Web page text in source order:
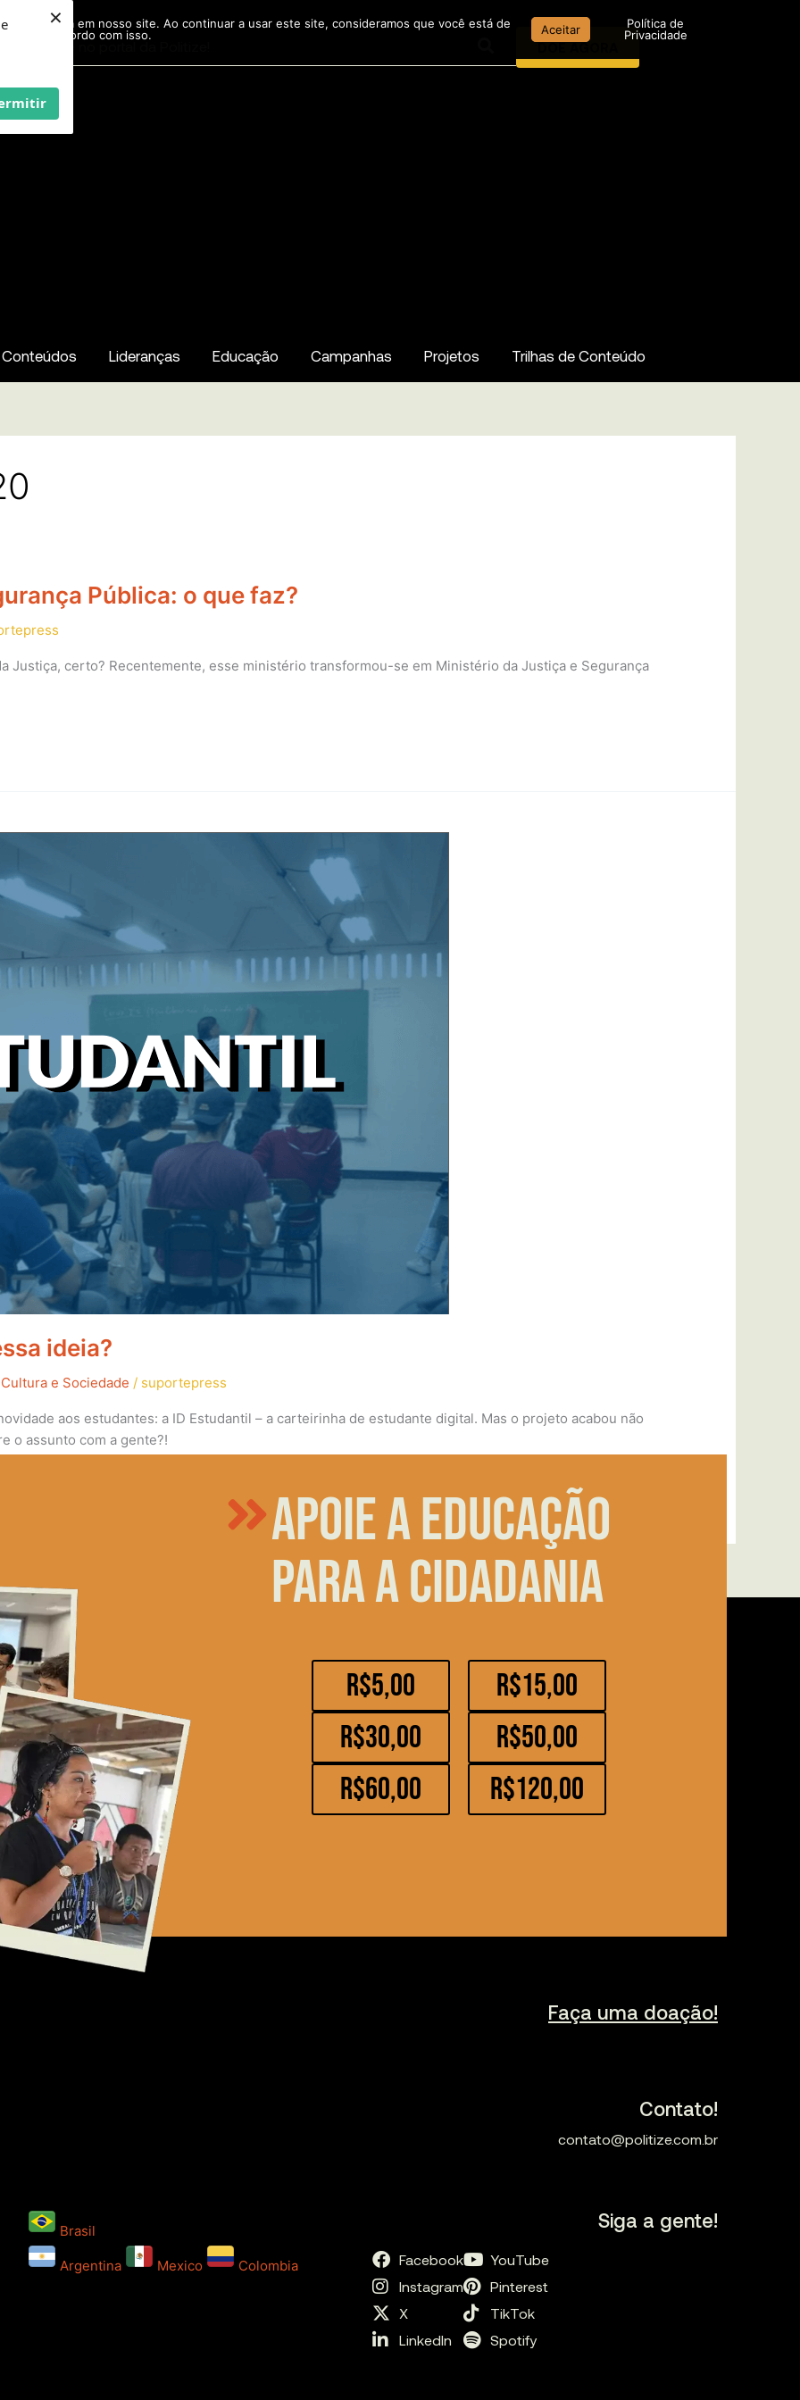
×
Pesquisar
DOE AGORA
Conteúdos Lideranças Educação Campanhas Projetos Trilhas de Conteúdo
Pública: o que faz?
Justiça, certo? Recentemente, esse ministério transformou-se em Ministério da Justiça e Segurança
ideia?
e Sociedade / suportepress
aos estudantes: a ID Estudantil – a carteirinha de estudante digital. Mas o projeto acabou não
o assunto com a gente?!
Apoie a educação
para a cidadania
R$5,00
R$30,00
R$60,00
R$15,00
R$50,00
R$120,00
Faça uma doação!
Contato!
contato@politize.com.br
Brasil
Argentina Mexico Colombia
Siga a gente!
Facebook
Instagram
X
LinkedIn
YouTube
Pinterest
TikTok
Spotify
experiência em nosso site. Ao continuar a usar este site, consideramos que você está de
acordo com isso.
Aceitar
Política de
Privacidade